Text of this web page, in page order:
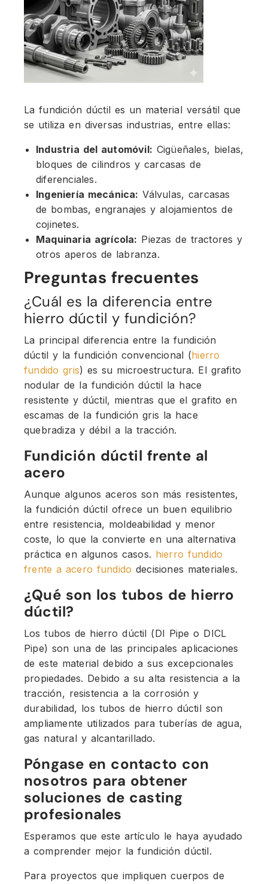
La fundición dúctil es un material versátil que
se utiliza en diversas industrias, entre ellas:
Industria del automóvil: Cigüeñales, bielas,
bloques de cilindros y carcasas de
diferenciales.
Ingeniería mecánica: Válvulas, carcasas
de bombas, engranajes y alojamientos de
cojinetes.
Maquinaria agrícola: Piezas de tractores y
otros aperos de labranza.
Preguntas frecuentes
¿Cuál es la diferencia entre
hierro dúctil y fundición?
La principal diferencia entre la fundición
dúctil y la fundición convencional (hierro
fundido gris) es su microestructura. El grafito
nodular de la fundición dúctil la hace
resistente y dúctil, mientras que el grafito en
escamas de la fundición gris la hace
quebradiza y débil a la tracción.
Fundición dúctil frente al
acero
Aunque algunos aceros son más resistentes,
la fundición dúctil ofrece un buen equilibrio
entre resistencia, moldeabilidad y menor
coste, lo que la convierte en una alternativa
práctica en algunos casos. hierro fundido
frente a acero fundido decisiones materiales.
¿Qué son los tubos de hierro
dúctil?
Los tubos de hierro dúctil (DI Pipe o DICL
Pipe) son una de las principales aplicaciones
de este material debido a sus excepcionales
propiedades. Debido a su alta resistencia a la
tracción, resistencia a la corrosión y
durabilidad, los tubos de hierro dúctil son
ampliamente utilizados para tuberías de agua,
gas natural y alcantarillado.
Póngase en contacto con
nosotros para obtener
soluciones de casting
profesionales
Esperamos que este artículo le haya ayudado
a comprender mejor la fundición dúctil.
Para proyectos que impliquen cuerpos de